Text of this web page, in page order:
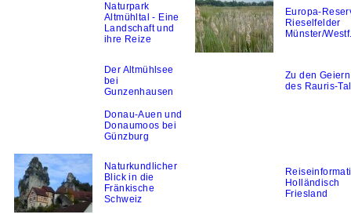
Naturpark
Altmühltal - Eine
Landschaft und
ihre Reize
Europa-
Rieselfelder
Münster/
Der Altmühlsee
bei
Gunzenhausen
Zu den Geiern
des Rauris-
Donau-Auen und
Donaumoos bei
Günzburg
Naturkundlicher
Blick in die
Fränkische
Schweiz
Holländisch
Friesland